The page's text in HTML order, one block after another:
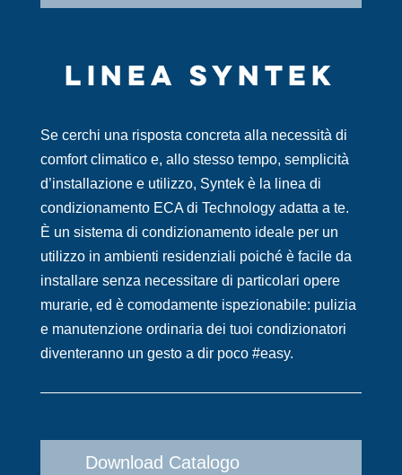
LINEA SYNTEK
Se cerchi una risposta concreta alla necessità di
comfort climatico e, allo stesso tempo, semplicità
d’installazione e utilizzo, Syntek è la linea di
condizionamento ECA di Technology adatta a te.
È un sistema di condizionamento ideale per un
utilizzo in ambienti residenziali poiché è facile da
installare senza necessitare di particolari opere
murarie, ed è comodamente ispezionabile: pulizia
e manutenzione ordinaria dei tuoi condizionatori
diventeranno un gesto a dir poco #easy.
Download Catalogo